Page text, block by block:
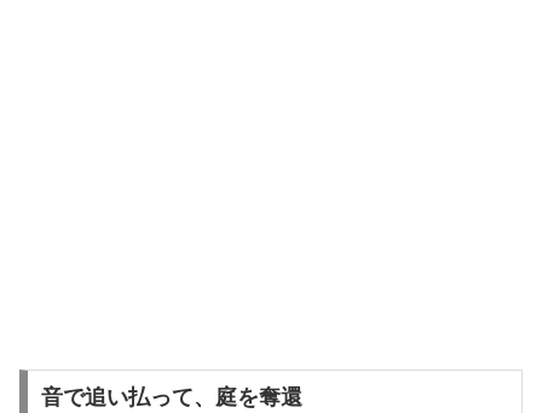
音で追い払って、庭を奪還